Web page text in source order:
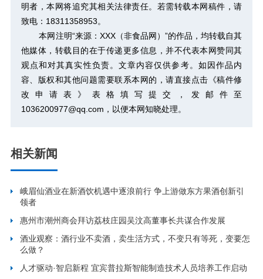
明者，本网将追究其相关法律责任。若需转载本网稿件，请
致电：18311358953。
本网注明“来源：XXX（非食品网）”的作品，均转载自其
他媒体，转载目的在于传递更多信息，并不代表本网赞同其
观点和对其真实性负责。文章内容仅供参考。如因作品内
容、版权和其他问题需要联系本网的，请直接点击 《稿件修
改申请表》 表格填写提交，发邮件至
1036200977@qq.com，以便本网知晓处理。
相关新闻
峨眉仙酒业在新酒饮机遇中逐浪前行 争上游做东方果酒创新引
领者
惠州市潮州商会拜访荔枝庄园吴汶高董事长共谋合作发展
酒业观察：酒行业不卖酒，卖生活方式，不变只有等死，变要怎
么做？
人才驱动·智启新程 宜宾普拉斯智能制造技术人员培养工作启动